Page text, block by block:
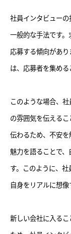
社員インタビュー
一般的な手法です
応募する傾向があ
は、応募者を集める
このような場合、
の雰囲気を伝える
伝わるため、不安
魅力を語ることで
す。このように、
自身をリアルに想像
新しい会社に入る